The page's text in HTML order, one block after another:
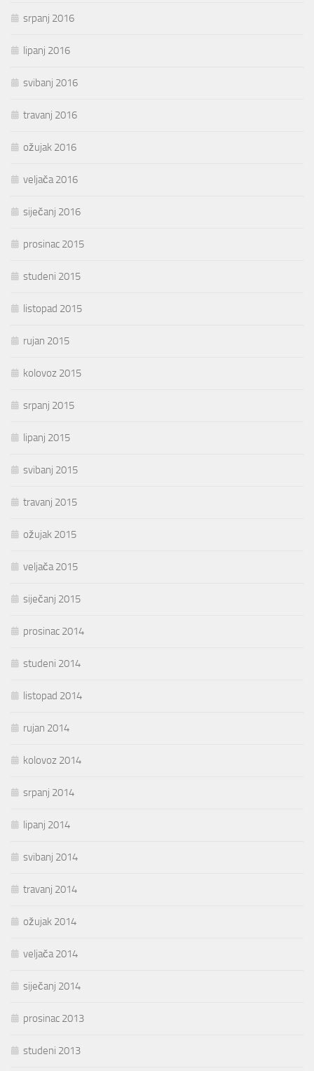
srpanj 2016
lipanj 2016
svibanj 2016
travanj 2016
ožujak 2016
veljača 2016
siječanj 2016
prosinac 2015
studeni 2015
listopad 2015
rujan 2015
kolovoz 2015
srpanj 2015
lipanj 2015
svibanj 2015
travanj 2015
ožujak 2015
veljača 2015
siječanj 2015
prosinac 2014
studeni 2014
listopad 2014
rujan 2014
kolovoz 2014
srpanj 2014
lipanj 2014
svibanj 2014
travanj 2014
ožujak 2014
veljača 2014
siječanj 2014
prosinac 2013
studeni 2013